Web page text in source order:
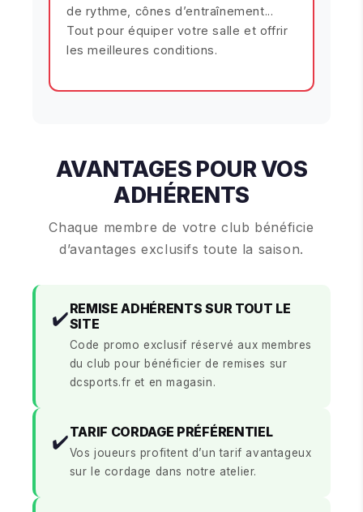
de rythme, cônes d’entraînement...
Tout pour équiper votre salle et offrir
les meilleures conditions.
AVANTAGES POUR VOS
ADHÉRENTS
Chaque membre de votre club bénéficie
d’avantages exclusifs toute la saison.
✔️REMISE ADHÉRENTS SUR TOUT LE
SITE
Code promo exclusif réservé aux membres
du club pour bénéficier de remises sur
dcsports.fr et en magasin.
✔️TARIF CORDAGE PRÉFÉRENTIEL
Vos joueurs profitent d’un tarif avantageux
sur le cordage dans notre atelier.